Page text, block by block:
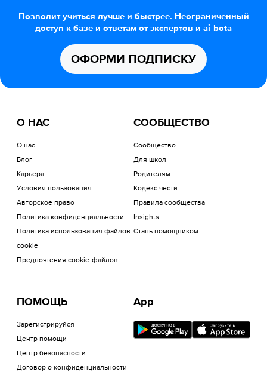
Позволит учиться лучше и быстрее. Неограниченный
доступ к базе и ответам от экспертов и ai-bota
ОФОРМИ ПОДПИСКУ
О НАС
О нас
Блог
Карьера
Условия пользования
Авторское право
Политика конфиденциальности
Политика использования файлов
cookie
Предпочтения cookie-файлов
СООБЩЕСТВО
Сообщество
Для школ
Родителям
Кодекс чести
Правила сообщества
Insights
Стань помощником
ПОМОЩЬ
Зарегистрируйся
Центр помощи
Центр безопасности
Договор о конфиденциальности
App